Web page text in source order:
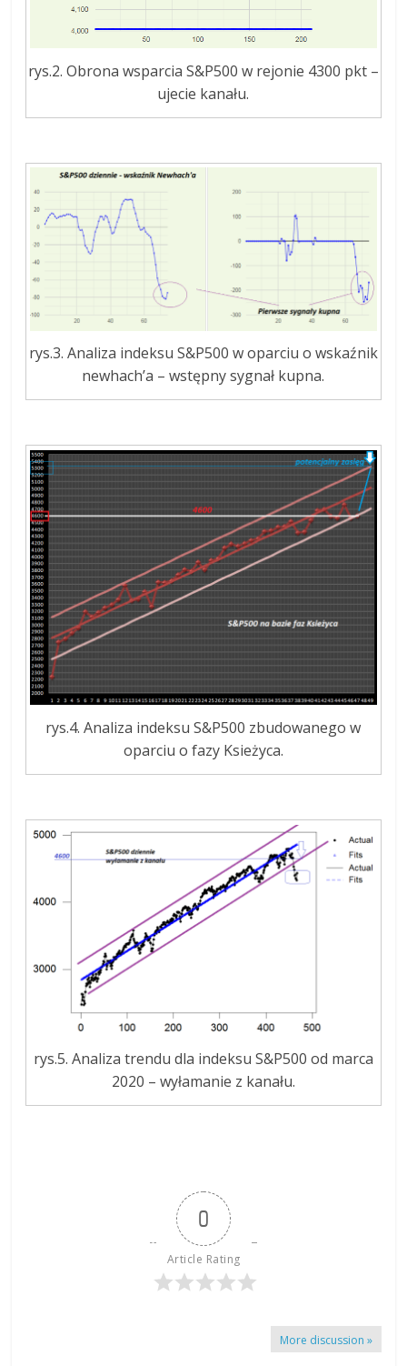
rys.2. Obrona wsparcia S&P500 w rejonie 4300 pkt –
ujecie kanału.
rys.3. Analiza indeksu S&P500 w oparciu o wskaźnik
newhach’a – wstępny sygnał kupna.
rys.4. Analiza indeksu S&P500 zbudowanego w
oparciu o fazy Ksieżyca.
rys.5. Analiza trendu dla indeksu S&P500 od marca
2020 – wyłamanie z kanału.
0
Article Rating
More discussion »